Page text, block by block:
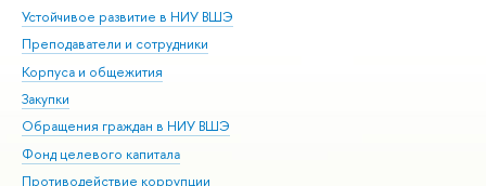
Устойчивое развитие в НИУ ВШЭ
Преподаватели и сотрудники
Корпуса и общежития
Закупки
Обращения граждан в НИУ ВШЭ
Фонд целевого капитала
Противодействие коррупции